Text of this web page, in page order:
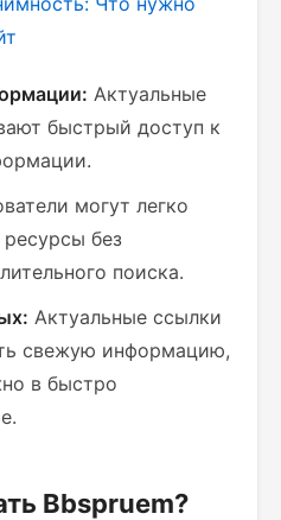
Актуальные
быстрый доступ к
могут легко
без
поиска.
Актуальные ссылки
свежую информацию,
в быстро
Bbspruem?